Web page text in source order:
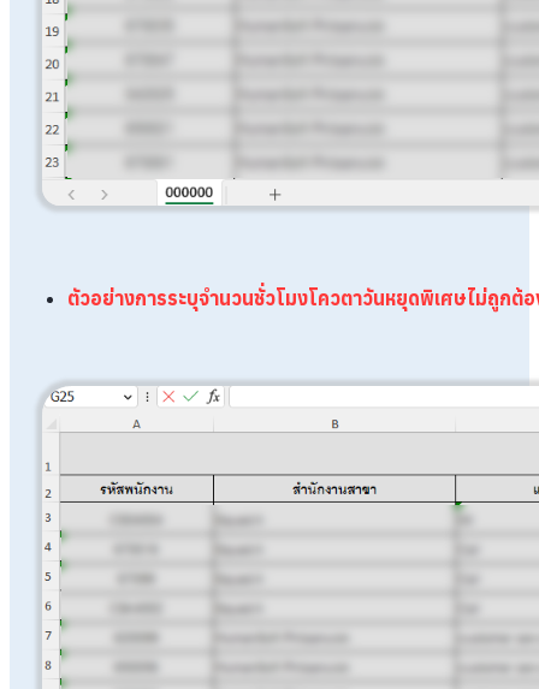
ตัวอย่างการระบุจำนวนชั่วโมงโควตาวันหยุดพิเศษไม่ถูกต้อ